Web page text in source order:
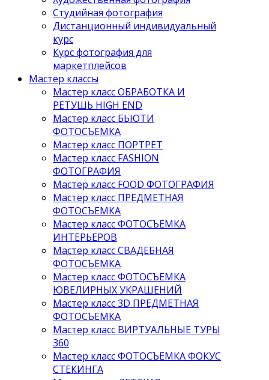
Студийная фотография
Дистанционный индивидуальный
курс
Курс фотография для
маркетплейсов
Мастер классы
Мастер класс ОБРАБОТКА И
РЕТУШЬ HIGH END
Мастер класс БЬЮТИ
ФОТОСЪЕМКА
Мастер класс ПОРТРЕТ
Мастер класс FASHION
ФОТОГРАФИЯ
Мастер класс FOOD ФОТОГРАФИЯ
Мастер класс ПРЕДМЕТНАЯ
ФОТОСЪЕМКА
Мастер класс ФОТОСЪЕМКА
ИНТЕРЬЕРОВ
Мастер класс СВАДЕБНАЯ
ФОТОСЪЕМКА
Мастер класс ФОТОСЪЕМКА
ЮВЕЛИРНЫХ УКРАШЕНИЙ
Мастер класс 3D ПРЕДМЕТНАЯ
ФОТОСЪЕМКА
Мастер класс ВИРТУАЛЬНЫЕ ТУРЫ
360
Мастер класс ФОТОСЪЕМКА ФОКУС
СТЕКИНГА